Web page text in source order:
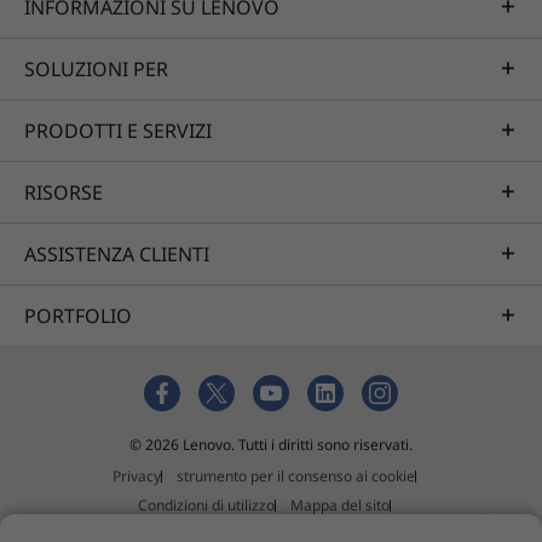
70 Wh puoi lavorare tutto il giorno senza
movimento.
INFORMAZIONI SU LENOVO
SOLUZIONI PER
PRODOTTI E SERVIZI
RISORSE
ASSISTENZA CLIENTI
PORTFOLIO
© 2026 Lenovo. Tutti i diritti sono riservati.
Privacy
strumento per il consenso ai cookie
Condizioni di utilizzo
Mappa del sito